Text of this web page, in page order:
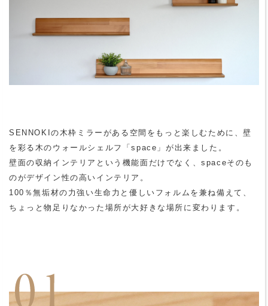
SENNOKIの木枠ミラーがある空間をもっと楽しむために、壁
を彩る木のウォールシェルフ「space」が出来ました。
壁面の収納インテリアという機能面だけでなく、spaceそのも
のがデザイン性の高いインテリア。
100％無垢材の力強い生命力と優しいフォルムを兼ね備えて、
ちょっと物足りなかった場所が大好きな場所に変わります。